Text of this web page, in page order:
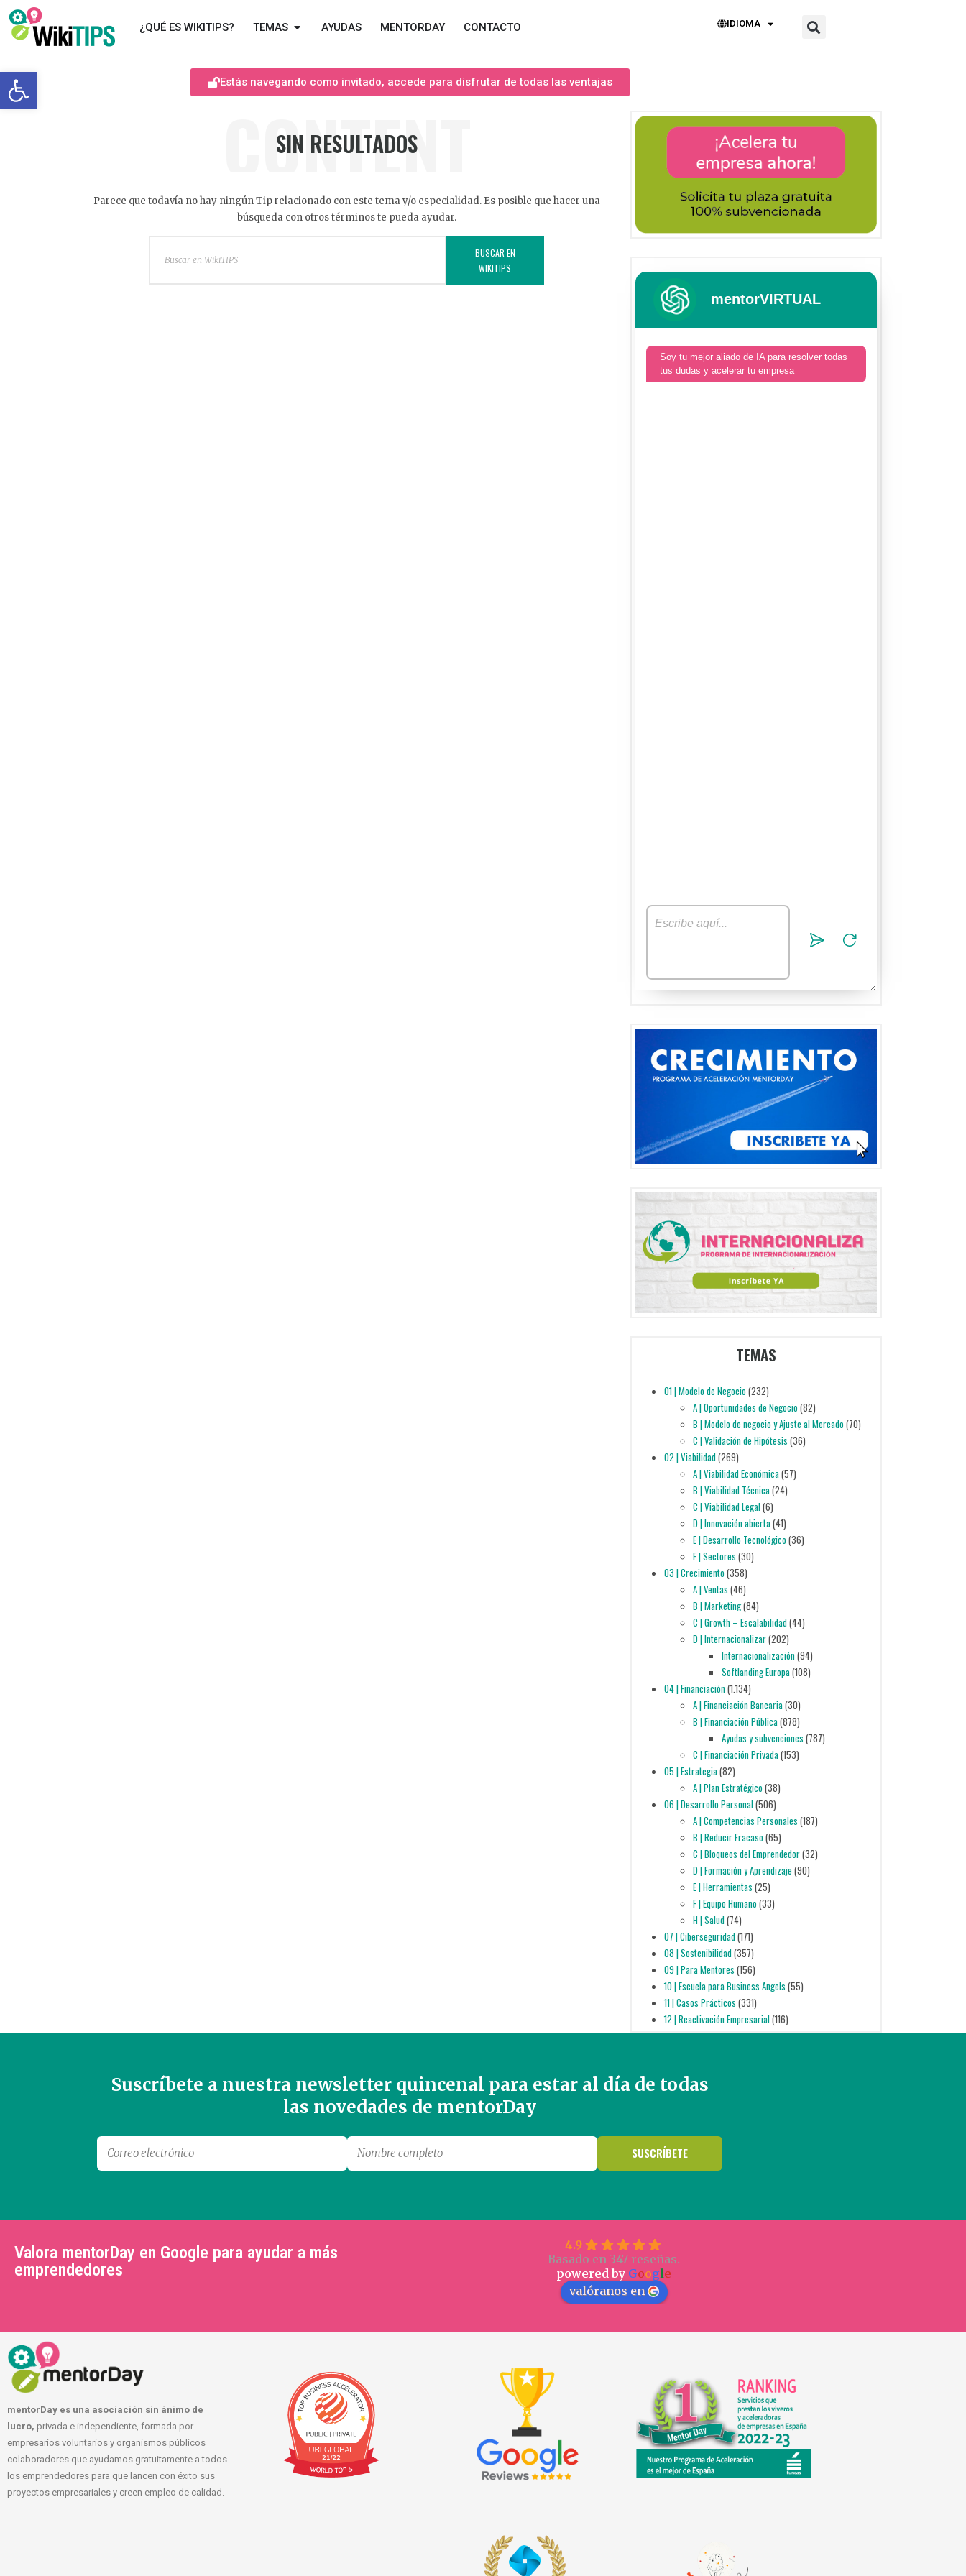
Abrir barra de herramientas
¿QUÉ ES WIKITIPS? TEMAS AYUDAS MENTORDAY CONTACTO IDIOMA
Estás navegando como invitado, accede para disfrutar de todas las ventajas
CONTENT
SIN RESULTADOS
Parece que todavía no hay ningún Tip relacionado con este tema y/o especialidad. Es posible que hacer una
búsqueda con otros términos te pueda ayudar.
BUSCAR EN
WIKITIPS
mentorVIRTUAL
Soy tu mejor aliado de IA para resolver todas
tus dudas y acelerar tu empresa
TEMAS
01 | Modelo de Negocio(232)
A | Oportunidades de Negocio(82)
B | Modelo de negocio y Ajuste al Mercado(70)
C | Validación de Hipótesis (36)
02 | Viabilidad(269)
A | Viabilidad Económica(57)
B | Viabilidad Técnica(24)
C | Viabilidad Legal(6)
D | Innovación abierta(41)
E | Desarrollo Tecnológico(36)
F | Sectores (30)
03 | Crecimiento(358)
A | Ventas (46)
B | Marketing(84)
C | Growth – Escalabilidad(44)
D | Internacionalizar(202)
Internacionalización(94)
Softlanding Europa(108)
04 | Financiación(1.134)
A | Financiación Bancaria(30)
B | Financiación Pública(878)
Ayudas y subvenciones (787)
C | Financiación Privada(153)
05 | Estrategia(82)
A | Plan Estratégico(38)
06 | Desarrollo Personal(506)
A | Competencias Personales (187)
B | Reducir Fracaso(65)
C | Bloqueos del Emprendedor(32)
D | Formación y Aprendizaje (90)
E | Herramientas (25)
F | Equipo Humano(33)
H | Salud(74)
07 | Ciberseguridad(171)
08 | Sostenibilidad(357)
09 | Para Mentores (156)
10 | Escuela para Business Angels (55)
11 | Casos Prácticos (331)
12 | Reactivación Empresarial(116)
Suscríbete a nuestra newsletter quincenal para estar al día de todas
las novedades de mentorDay
Valora mentorDay en Google para ayudar a más
emprendedores
4.9
Basado en 347 reseñas.
powered by Google
valóranos en
mentorDay es una asociación sin ánimo de
lucro, privada e independiente, formada por
empresarios voluntarios y organismos públicos
colaboradores que ayudamos gratuitamente a todos
los emprendedores para que lancen con éxito sus
proyectos empresariales y creen empleo de calidad.